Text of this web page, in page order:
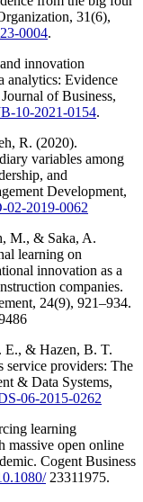
31(6),
0004.
innovation
analytics: Evidence
of Business,
10-2021-0154.
R. (2020).
variables among
and
Development,
02-2019-0062
M., & Saka, A.
learning on
innovation as a
companies.
24(9), 921–934.
E., & Hazen, B. T.
service providers: The
& Data Systems,
06-2015-0262
learning
massive open online
Cogent Business
23311975.